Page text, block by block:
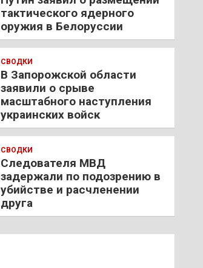
тактического ядерного
оружия в Белоруссии
СВОДКИ
В Запорожской области
заявили о срыве
масштабного наступления
украинских войск
СВОДКИ
Следователя МВД
задержали по подозрению в
убийстве и расчленении
друга